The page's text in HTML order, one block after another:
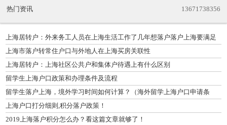
热门资讯 13671738356
上海居转户：外来务工人员在上海生活工作了几年想落户落户上海要满足
什么条
上海市落户转常住户口与外地人在上海买房关联性
上海居转户：上海社区公共户和集体户待遇上有什么区别
留学生上海户口政策和办理条件及流程
留学生落户上海，境外学习时间如何计算？（海外留学上海户口申请条
件）
上海户口打分细则,积分落户政策！
2019上海落户积分怎么办？看这篇文章就够了！